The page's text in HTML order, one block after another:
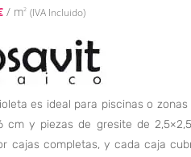
/ m2 (IVA Incluido)
es ideal para piscinas o
cm y piezas de gresite de
cajas completas, y cada caja